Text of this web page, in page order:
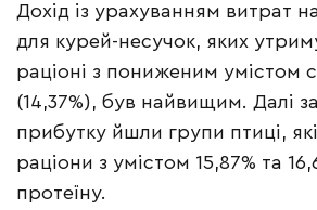
Дохід із урахуванням витрат
для курей-несучок, яких
раціоні з пониженим умістом
(14,37%), був найвищим. Далі
прибутку йшли групи птиці,
раціони з умістом 15,87% та
протеїну.